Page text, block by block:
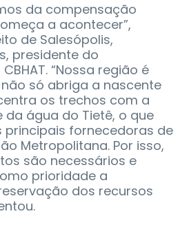
da compensação
a acontecer”,
de Salesópolis,
presidente do
“Nossa região é
só abriga a nascente
os trechos com a
da água do Tietê, o que
principais fornecedoras de
Metropolitana. Por isso,
são necessários e
prioridade a
dos recursos